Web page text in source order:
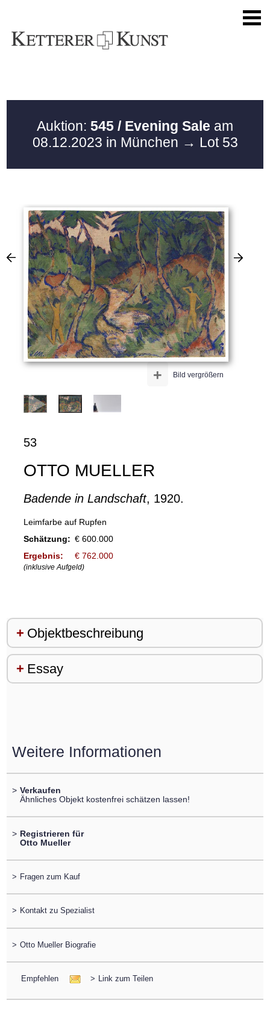
Auktion: 545 / Evening Sale am
08.12.2023 in München → Lot 53
Bild vergrößern
+
53
OTTO MUELLER
Badende in Landschaft, 1920.
Leimfarbe auf Rupfen
Schätzung: € 600.000
Ergebnis:
€ 762.000
(inklusive Aufgeld)
Objektbeschreibung
Essay
Weitere Informationen
> Verkaufen
Ähnliches Objekt kostenfrei schätzen lassen!
> Registrieren für
Otto Mueller
> Fragen zum Kauf
> Kontakt zu Spezialist
> Otto Mueller Biografie
Empfehlen > Link zum Teilen